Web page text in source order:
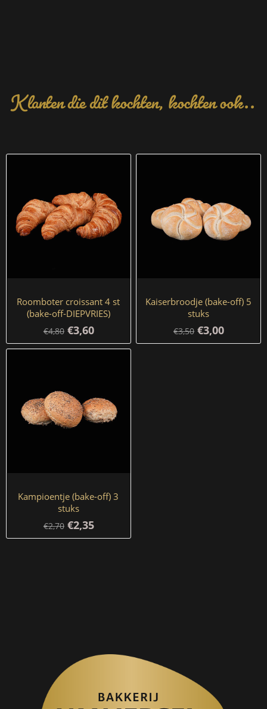
Klanten die dit kochten, kochten ook..
Roomboter croissant 4 st
(bake-off-DIEPVRIES)
€4,80 €3,60
Kaiserbroodje (bake-off) 5
stuks
€3,50 €3,00
Kampioentje (bake-off) 3
stuks
€2,70 €2,35